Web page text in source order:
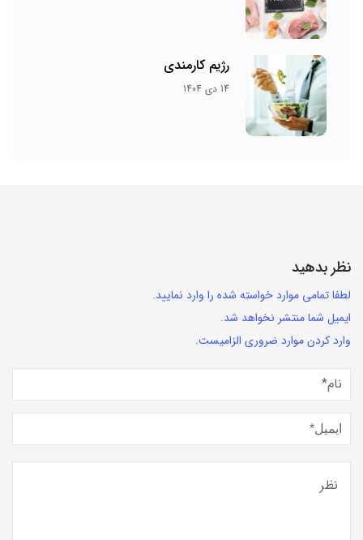
رژیم کارمندی
14 دی 1404
نظر بدهید
لطفا تمامی موارد خواسته شده را وارد نمایید.
ایمیل شما منتشر نخواهد شد.
وارد کردن موارد ضروری الزامیست.